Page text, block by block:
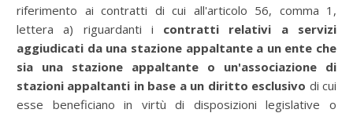
riferimento ai contratti di cui all'articolo 56, comma 1,
lettera a) riguardanti i contratti relativi a servizi
aggiudicati da una stazione appaltante a un ente che
sia una stazione appaltante o un'associazione di
stazioni appaltanti in base a un diritto esclusivo di cui
esse beneficiano in virtù di disposizioni legislative o